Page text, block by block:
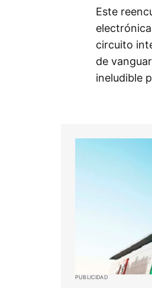
Este
circuito
de
ineludible
PUBLICIDAD